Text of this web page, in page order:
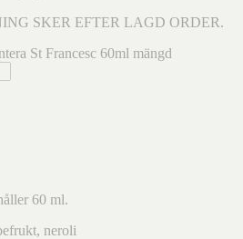
SKER EFTER LAGD ORDER.
St Francesc 60ml mängd
60 ml.
neroli